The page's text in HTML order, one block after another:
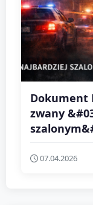
Dokument
zwany
07.04.2026